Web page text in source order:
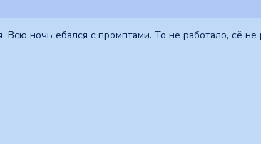
Всю ночь ебался с промптами. То не работало, сё